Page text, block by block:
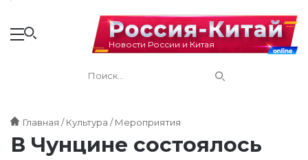
Новости России и Китая
Главная Культура Мероприятия
В Чунцине состоялось